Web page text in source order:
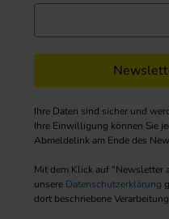
Ihre Daten sind sicher und
Ihre Einwilligung können Sie
Abmeldelink am Ende des
Mit dem Klick auf "Newsletter
unsere Datenschutzerklärung
dort beschriebene